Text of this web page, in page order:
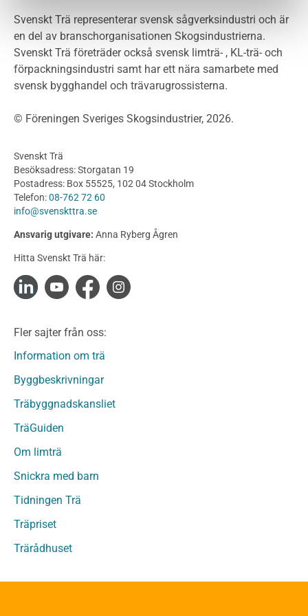
Klimatkalkylator hallar
Projektering av trähus - generellt
Byggsystem
Fasadsystem i skivmaterial
Bullerskärmar och andra utomhuskonstruktioner
Byggnation och utförande
Utförande
Produkter
Konstruktionsvirke
Konstruktionsvirke Behandlat
Konstruktionsvirke Fingerskarvat
Konstruktionsvirke Fingerskarvat Obehandlat
Limträ
Fanerträ
Fanerträ Obehandlat
Träpanel och Utvändig beklädnad Behandlat
Träpanel och utvändig beklädnad Obehandlat
Trägolv
Sågat virke
Sågat virke Behandlat
Övriga träprodukter
Övrigt byggvirke
Underlagsspont
Svenskt Trä representerar svensk sågverksindustri och är
en del av branschorganisationen Skogsindustrierna.
Svenskt Trä företräder också svensk limträ- , KL-trä- och
förpackningsindustri samt har ett nära samarbete med
svensk bygghandel och trävarugrossisterna.
© Föreningen Sveriges Skogsindustrier, 2026.
Svenskt Trä
Besöksadress: Storgatan 19
Postadress: Box 55525, 102 04 Stockholm
Telefon:08-762 72 60
info@svenskttra.se
Ansvarig utgivare: Anna Ryberg Ågren
Hitta Svenskt Trä här:
Fler sajter från oss:
Information om trä
Byggbeskrivningar
Träbyggnadskansliet
TräGuiden
Om limträ
Snickra med barn
Tidningen Trä
Träpriset
Trärådhuset